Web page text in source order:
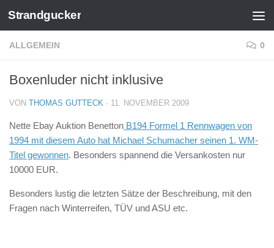
Zum Inhalt springen
Strandgucker
ALLGEMEIN 0
Boxenluder nicht inklusive
VON THOMAS GUTTECK · 11. NOVEMBER 2009
Nette Ebay Auktion Benetton B194 Formel 1 Rennwagen von
1994 mit diesem Auto hat Michael Schumacher seinen 1. WM-
Titel gewonnen. Besonders spannend die Versankosten nur
10000 EUR.
Besonders lustig die letzten Sätze der Beschreibung, mit den
Fragen nach Winterreifen, TÜV und ASU etc.